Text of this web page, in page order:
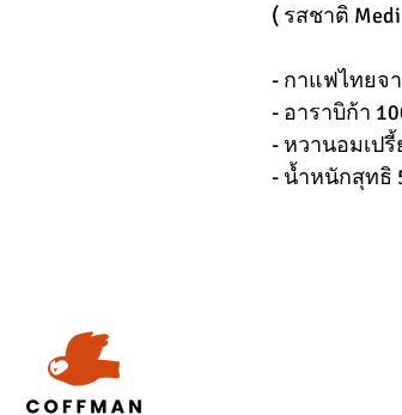
( รสชาติ
- กาแฟไทยจ
- อาราบิก้า
- หวานอมเปรี้
- น้ำหนักสุทธิ